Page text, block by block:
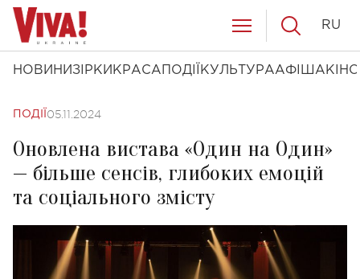
НОВИНИ ЗІРКИ КРАСА ПОДІЇ КУЛЬТУРААФІША КІНО
RU
ПОДІЇ 05.11.2024
Оновлена вистава «Один на Один»
— більше сенсів, глибоких емоцій
та соціального змісту